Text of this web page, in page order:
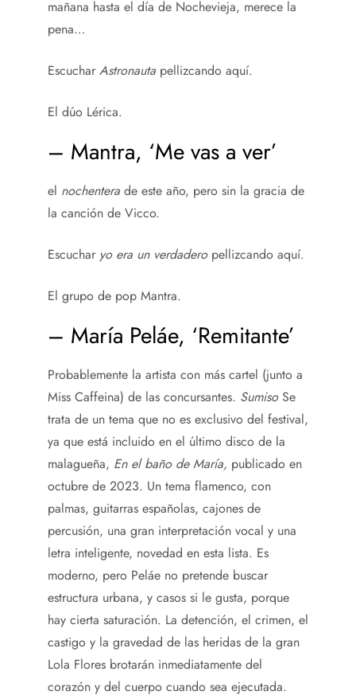
mañana hasta el día de Nochevieja, merece la
pena…
Escuchar Astronauta pellizcando aquí.
El dúo Lérica.
– Mantra, ‘Me vas a ver’
el nochentera de este año, pero sin la gracia de
la canción de Vicco.
Escuchar yo era un verdaderopellizcando aquí.
El grupo de pop Mantra.
– María Peláe, ‘Remitante’
Probablemente la artista con más cartel (junto a
Miss Caffeina) de las concursantes. SumisoSe
trata de un tema que no es exclusivo del festival,
ya que está incluido en el último disco de la
malagueña, En el baño de María, publicado en
octubre de 2023. Un tema flamenco, con
palmas, guitarras españolas, cajones de
percusión, una gran interpretación vocal y una
letra inteligente, novedad en esta lista. Es
moderno, pero Peláe no pretende buscar
estructura urbana, y casos si le gusta, porque
hay cierta saturación. La detención, el crimen, el
castigo y la gravedad de las heridas de la gran
Lola Flores brotarán inmediatamente del
corazón y del cuerpo cuando sea ejecutada.